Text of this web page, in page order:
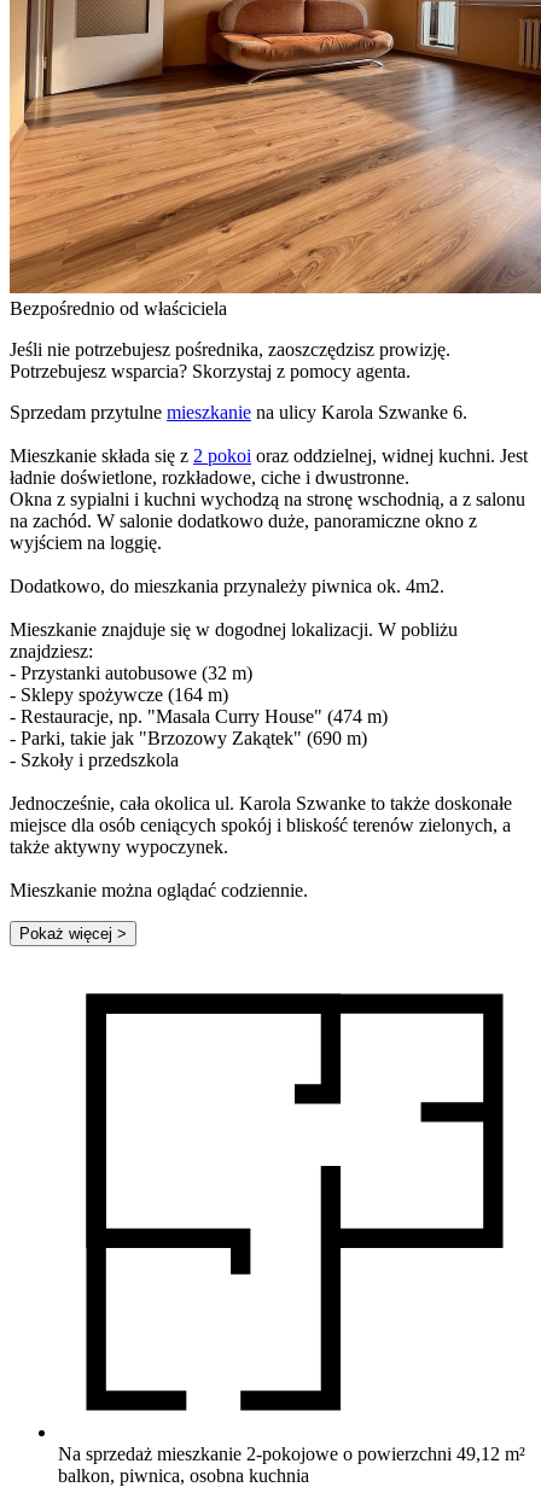
Bezpośrednio od właściciela
Jeśli nie potrzebujesz pośrednika, zaoszczędzisz prowizję.
Potrzebujesz wsparcia? Skorzystaj z pomocy agenta.
Sprzedam przytulne mieszkanie na ulicy Karola Szwanke 6.
Mieszkanie składa się z 2 pokoi oraz oddzielnej, widnej kuchni. Jest
ładnie doświetlone, rozkładowe, ciche i dwustronne.
Okna z sypialni i kuchni wychodzą na stronę wschodnią, a z salonu
na zachód. W salonie dodatkowo duże, panoramiczne okno z
wyjściem na loggię.
Dodatkowo, do mieszkania przynależy piwnica ok. 4m2.
Mieszkanie znajduje się w dogodnej lokalizacji. W pobliżu
znajdziesz:
- Przystanki autobusowe (32 m)
- Sklepy spożywcze (164 m)
- Restauracje, np. "Masala Curry House" (474 m)
- Parki, takie jak "Brzozowy Zakątek" (690 m)
- Szkoły i przedszkola
Jednocześnie, cała okolica ul. Karola Szwanke to także doskonałe
miejsce dla osób ceniących spokój i bliskość terenów zielonych, a
także aktywny wypoczynek.
Mieszkanie można oglądać codziennie.
Pokaż więcej >
Na sprzedaż mieszkanie 2-pokojowe o powierzchni 49,12 m²
balkon, piwnica, osobna kuchnia